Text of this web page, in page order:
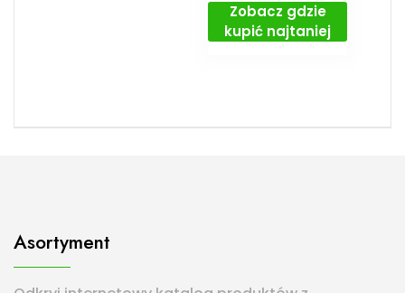
Zobacz gdzie
kupić najtaniej
Asortyment